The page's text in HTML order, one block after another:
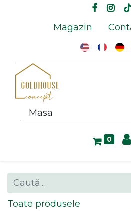
Magazin
0
Toate produsele